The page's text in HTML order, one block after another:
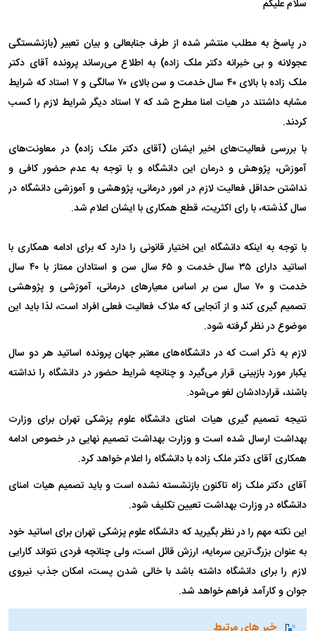
سلام علیکم
در پاسخ به مطلب منتشر شده از طرف جنابعالی و بیان تعبیر (بازنشستگی
عجولانه و بی خبرانه دکتر ملک زاده) به اطلاع می‌رساند پرونده آقای دکتر
ملک زاده با بالای ۴۰ سال خدمت و سن بالای ۷۰ سالگی و ۷ استاد که شرایط
مشابه داشتند در هیات امنا مطرح شد که ۷ استاد دیگر شرایط لازم را کسب
کردند.
با بررسی فعالیت‌های اخیر ایشان (آقای دکتر ملک زاده) در معاونت‌های
آموزش، پژوهش و درمان این دانشگاه و با توجه به عدم حضور کافی و
نداشتن حداقل فعالیت لازم در امور درمانی، پژوهشی و آموزشی دانشگاه در
سال گذشته، با رای اکثریت، قطع همکاری با ایشان اعلام شد.
با توجه به اینکه دانشگاه این اختیار قانونی را دارد که برای ادامه همکاری با
اساتید دارای ۳۵ سال خدمت و ۶۵ سال سن و استادان ممتاز با ۴۰ سال
خدمت و ۷۰ سال سن بر اساس معیار‌های درمانی، آموزشی و پژوهشی
تصمیم گیری کند و از آنجایی که ملاک فعالیت فعلی افراد است، لذا باید این
موضوع در نظر گرفته شود.
لازم به ذکر است که در دانشگاه‌های معتبر جهان پرونده اساتید هر دو سال
یکبار مورد بازبینی قرار می‌گیرد و چنانچه شرایط حضور در دانشگاه را نداشته
باشند، قراردادشان لغو می‌شود.
نتیجه تصمیم گیری هیات امنای دانشگاه علوم پزشکی تهران برای وزارت
بهداشت ارسال شده است و وزارت بهداشت تصمیم نهایی در خصوص ادامه
همکاری آقای دکتر ملک زاده با دانشگاه را اعلام خواهد کرد.
آقای دکتر ملک زاه تاکنون بازنشسته نشده است و باید تصمیم هیات امنای
دانشگاه در وزارت بهداشت تعیین تکلیف شود.
این نکته مهم را در نظر بگیرید که دانشگاه علوم پزشکی تهران برای اساتید خود
به عنوان بزرگ‌ترین سرمایه، ارزش قائل است، ولی چنانچه فردی نتواند کارایی
لازم را برای دانشگاه داشته باشد با خالی شدن پست، امکان جذب نیروی
جوان و کارآمد فراهم خواهد شد.